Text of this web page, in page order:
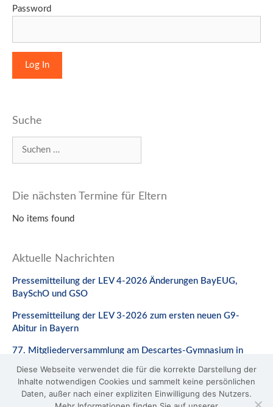
Password
Suche
nach:
Die nächsten Termine für Eltern
No items found
Aktuelle Nachrichten
Pressemitteilung der LEV 4-2026 Änderungen BayEUG,
BaySchO und GSO
Pressemitteilung der LEV 3-2026 zum ersten neuen G9-
Abitur in Bayern
77. Mitgliederversammlung am Descartes-Gymnasium in
Stellungnahme zum Gesetzentwurf zur Änderung des
BaySchO
Diese Webseite verwendet die für die korrekte Darstellung der
Inhalte notwendigen Cookies und sammelt keine persönlichen
Daten, außer nach einer expliziten Einwilligung des Nutzers.